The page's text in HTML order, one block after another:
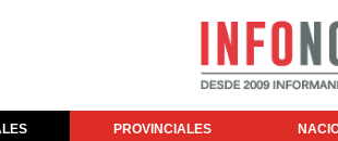
PROVINCIALES